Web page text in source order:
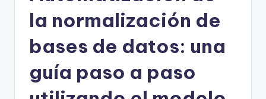
nila normalización de
bases de datos: una
guía paso a paso